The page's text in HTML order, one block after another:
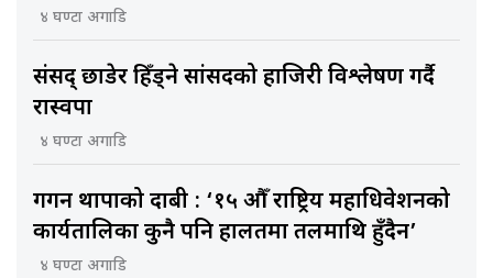
४ घण्टा अगाडि
संसद् छाडेर हिँड्ने सांसदको हाजिरी विश्लेषण गर्दै
रास्वपा
४ घण्टा अगाडि
गगन थापाको दाबी : ‘१५ औँ राष्ट्रिय महाधिवेशनको
कार्यतालिका कुनै पनि हालतमा तलमाथि हुँदैन’
४ घण्टा अगाडि